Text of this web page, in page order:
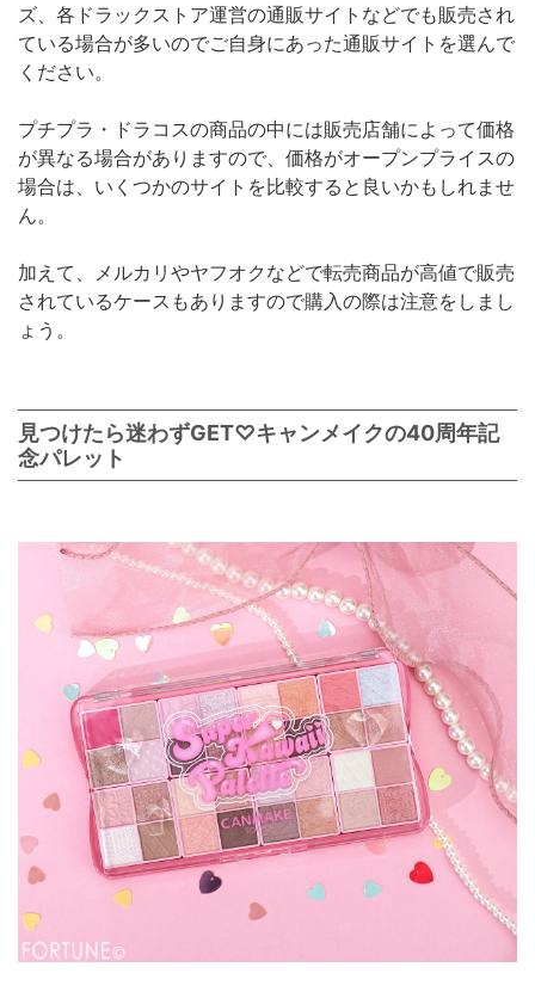
ズ、各ドラックストア運営の通販サイトなどでも販売され
ている場合が多いのでご自身にあった通販サイトを選んで
ください。
プチプラ・ドラコスの商品の中には販売店舗によって価格
が異なる場合がありますので、価格がオープンプライスの
場合は、いくつかのサイトを比較すると良いかもしれませ
ん。
加えて、メルカリやヤフオクなどで転売商品が高値で販売
されているケースもありますので購入の際は注意をしまし
ょう。
見つけたら迷わずGET♡キャンメイクの40周年記
念パレット